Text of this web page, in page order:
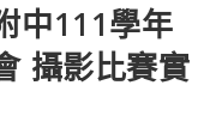
中111學年
攝影比賽實